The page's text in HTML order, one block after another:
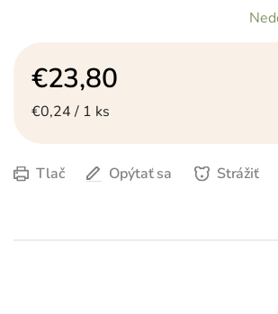
€23,80
Jednotková cena:
€0,24 / 1 ks
Tlač Opýtať sa Strážiť